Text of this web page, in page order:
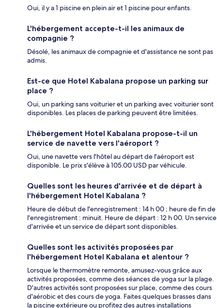
Oui, il y a 1 piscine en plein air et 1 piscine pour enfants.
L'hébergement accepte-t-il les animaux de
compagnie ?
Désolé, les animaux de compagnie et d'assistance ne sont pas
admis.
Est-ce que Hotel Kabalana propose un parking sur
place ?
Oui, un parking sans voiturier et un parking avec voiturier sont
disponibles. Les places de parking peuvent être limitées.
L'hébergement Hotel Kabalana propose-t-il un
service de navette vers l'aéroport ?
Oui, une navette vers l'hôtel au départ de l'aéroport est
disponible. Le prix s'élève à 105.00 USD par véhicule.
Quelles sont les heures d'arrivée et de départ à
l'hébergement Hotel Kabalana ?
Heure de début de l'enregistrement : 14 h 00 ; heure de fin de
l'enregistrement : minuit. Heure de départ : 12 h 00. Un service
d'arrivée et un service de départ sont disponibles.
Quelles sont les activités proposées par
l'hébergement Hotel Kabalana et alentour ?
Lorsque le thermomètre remonte, amusez-vous grâce aux
activités proposées, comme des séances de yoga sur la plage.
D'autres activités sont proposées sur place, comme des cours
d'aérobic et des cours de yoga. Faites quelques brasses dans
la piscine extérieure ou profitez des autres installations